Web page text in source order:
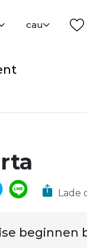
cau
Lade
beginnen